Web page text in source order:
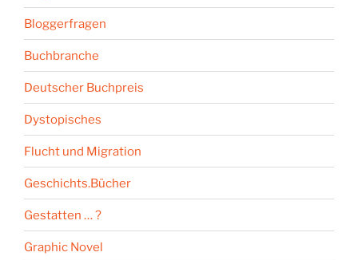
Bloggerfragen
Buchbranche
Deutscher Buchpreis
Dystopisches
Flucht und Migration
Geschichts.Bücher
Gestatten … ?
Graphic Novel